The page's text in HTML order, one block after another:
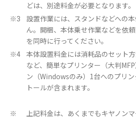
どは、別途料金が必要となります。
※3
設置作業には、スタンドなどへの
ん。開梱、本体乗せ作業などを依
を同時に行ってください。
※4
本体設置料金には消耗品のセット
など、簡単なプリンター（大判
ン（Windowsのみ）1台へのプリ
トールが含まれます。
※
上記料金は、あくまでもキヤノン